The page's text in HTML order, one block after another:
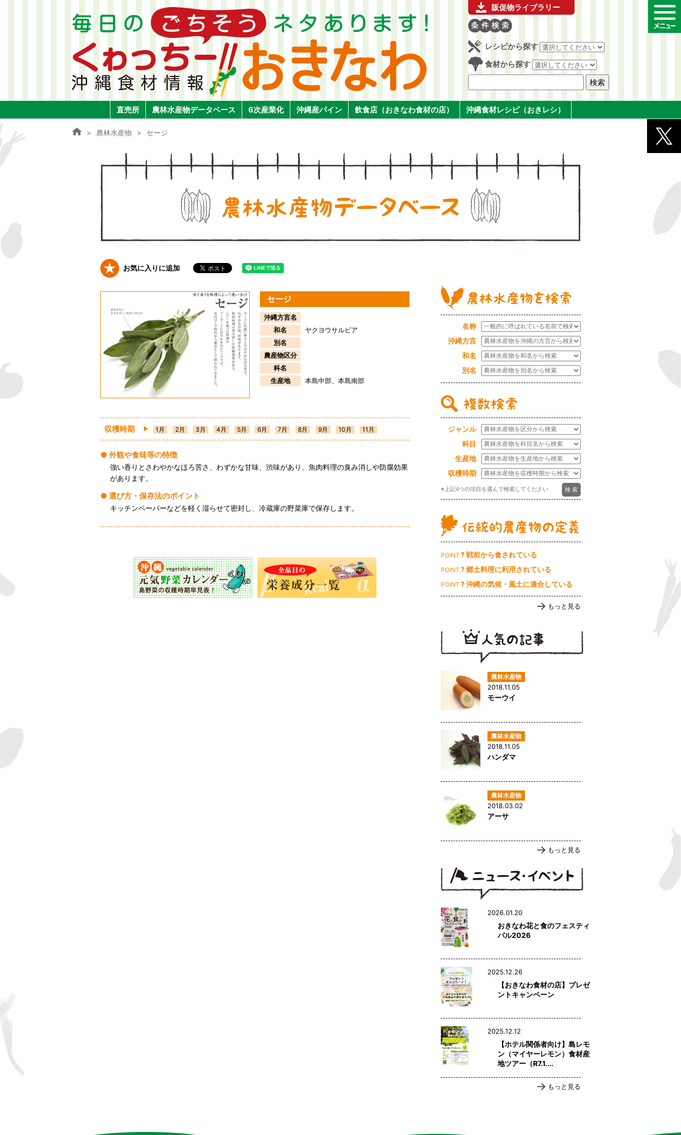
販促物ライブラリー
レシピから探す
食材から探す
直売所 農林水産物データベース 6次産業化 沖縄産パイン 飲食店（おきなわ食材の店） 沖縄食材レシピ（おきレシ）
農林水産物 セージ
お気に入りに追加
セージ
沖縄方言名
和名
ヤクヨウサルビア
別名
農産物区分
科名
生産地
本島中部 本島南部
収穫時期 1月 2月 3月 4月 5月 6月 7月 8月 9月 10月 11月
外観や食味等の特徴
強い香りとさわやかなほろ苦さ、わずかな甘味、渋味があり、魚肉料理の臭み消しや防腐効果
があります。
選び方・保存法のポイント
キッチンペーパーなどを軽く湿らせて密封し、冷蔵庫の野菜庫で保存します。
名称
沖縄方言
和名
別名
ジャンル
科目
生産地
収穫時期
※上記4つの項目を選んで検索してください
POINT ? 戦前から食されている
POINT ? 郷土料理に利用されている
POINT ? 沖縄の気候・風土に適合している
もっと見る
2018.11.05
モーウイ
2018.11.05
ハンダマ
2018.03.02
アーサ
もっと見る
2026.01.20
おきなわ花と食のフェスティ
バル2026
2025.12.26
【おきなわ食材の店】プレゼ
ントキャンペーン
2025.12.12
【ホテル関係者向け】島レモ
ン（マイヤーレモン）食材産
地ツアー（R7.1....
もっと見る